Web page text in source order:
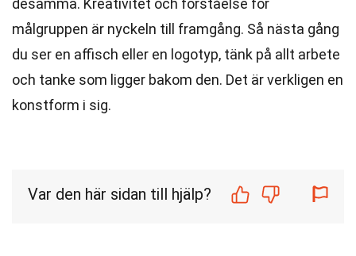
desamma. Kreativitet och förståelse för
målgruppen är nyckeln till framgång. Så nästa gång
du ser en affisch eller en logotyp, tänk på allt arbete
och tanke som ligger bakom den. Det är verkligen en
konstform i sig.
Var den här sidan till hjälp?